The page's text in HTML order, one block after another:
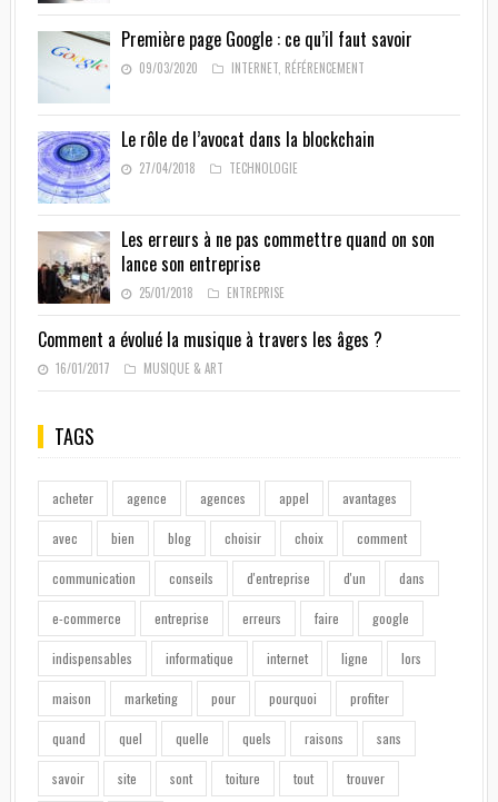
Première page Google : ce qu’il faut savoir
09/03/2020 INTERNET, RÉFÉRENCEMENT
Le rôle de l’avocat dans la blockchain
27/04/2018 TECHNOLOGIE
Les erreurs à ne pas commettre quand on son
lance son entreprise
25/01/2018 ENTREPRISE
Comment a évolué la musique à travers les âges ?
16/01/2017 MUSIQUE & ART
TAGS
acheter agence agences appel avantages
avec bien blog choisir choix comment
communication conseils d'entreprise d'un dans
e-commerce entreprise erreurs faire google
indispensables informatique internet ligne lors
maison marketing pour pourquoi profiter
quand quel quelle quels raisons sans
savoir site sont toiture tout trouver